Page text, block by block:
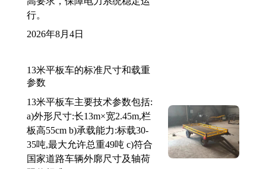
行。
2026年8月4日
13米平板车的标准尺寸和载重
参数
13米平板车主要技术参数包括:
a)外形尺寸:长13m×宽2.45m,栏
板高55cm b)承载能力:标载30-
35吨,最大允许总重49吨 c)符合
国家道路车辆外廓尺寸及轴荷